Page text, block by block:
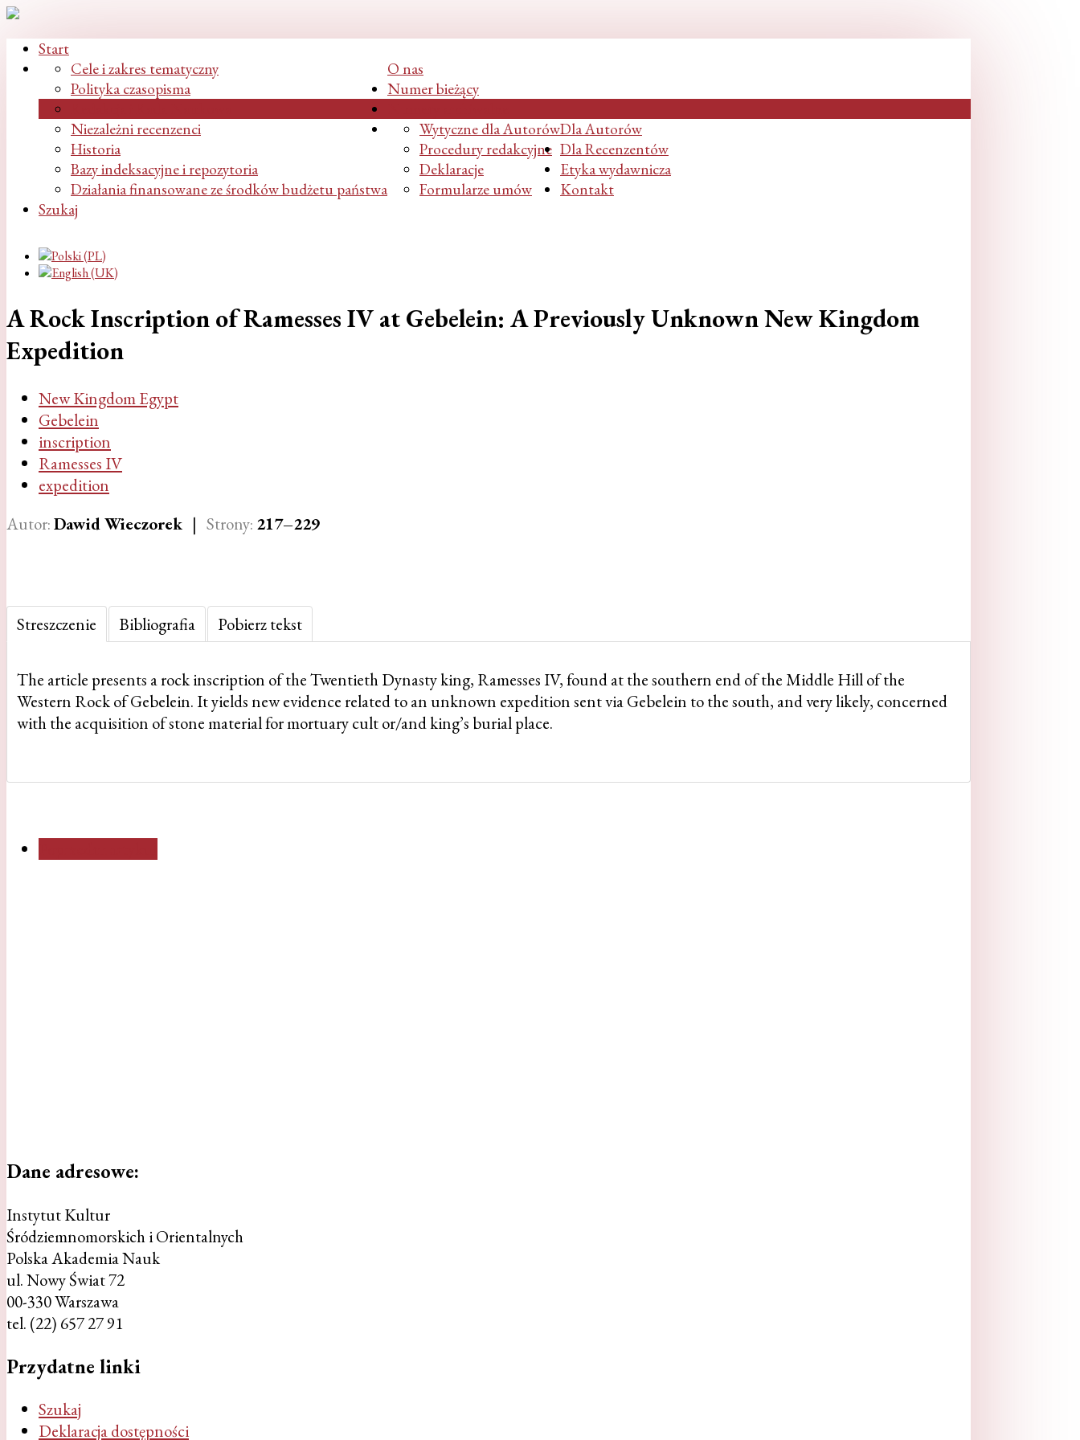
Start
O nas
Cele i zakres tematyczny
Polityka czasopisma
Niezależni recenzenci
Historia
Bazy indeksacyjne i repozytoria
Działania finansowane ze środków budżetu państwa
Numer bieżący
Dla Autorów
Wytyczne dla Autorów
Procedury redakcyjne
Deklaracje
Formularze umów
Dla Recenzentów
Etyka wydawnicza
Kontakt
Szukaj
A Rock Inscription of Ramesses IV at Gebelein: A Previously Unknown New Kingdom
Expedition
New Kingdom Egypt
Gebelein
inscription
Ramesses IV
expedition
Autor:Dawid Wieczorek | Strony: 217–229
Streszczenie Bibliografia Pobierz tekst
The article presents a rock inscription of the Twentieth Dynasty king, Ramesses IV, found at the southern end of the Middle Hill of the
Western Rock of Gebelein. It yields new evidence related to an unknown expedition sent via Gebelein to the south, and very likely, concerned
with the acquisition of stone material for mortuary cult or/and king’s burial place.
Dane adresowe:
Instytut Kultur
Śródziemnomorskich i Orientalnych
Polska Akademia Nauk
ul. Nowy Świat 72
00-330 Warszawa
tel. (22) 657 27 91
Przydatne linki
Szukaj
Deklaracja dostępności